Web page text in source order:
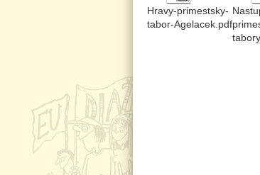
Hravy-primestsky-
tabor-Agelacek.pdf